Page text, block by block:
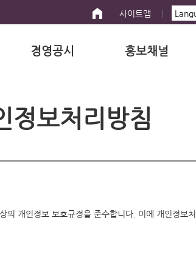
사이트맵
경영공시 홍보채널
정보처리방침
의 개인정보 보호규정을 준수합니다. 이에 개인정보